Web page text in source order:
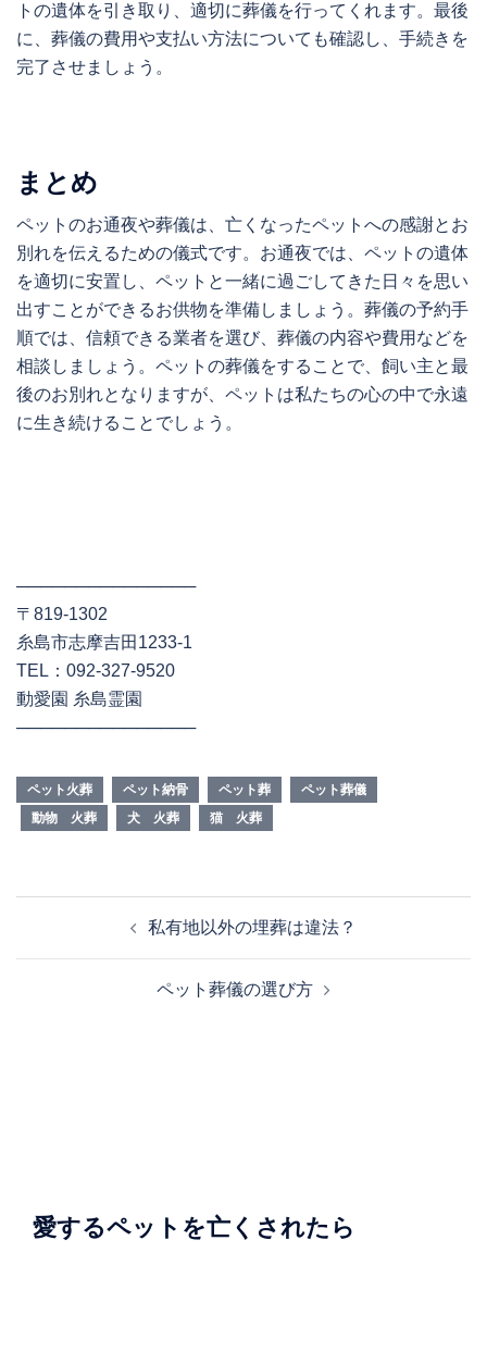
トの遺体を引き取り、適切に葬儀を行ってくれます。最後
に、葬儀の費用や支払い方法についても確認し、手続きを
完了させましょう。
まとめ
ペットのお通夜や葬儀は、亡くなったペットへの感謝とお
別れを伝えるための儀式です。お通夜では、ペットの遺体
を適切に安置し、ペットと一緒に過ごしてきた日々を思い
出すことができるお供物を準備しましょう。葬儀の予約手
順では、信頼できる業者を選び、葬儀の内容や費用などを
相談しましょう。ペットの葬儀をすることで、飼い主と最
後のお別れとなりますが、ペットは私たちの心の中で永遠
に生き続けることでしょう。
───────────────
〒819-1302
糸島市志摩吉田1233-1
TEL：092-327-9520
動愛園 糸島霊園
───────────────
ペット火葬 ペット納骨 ペット葬
ペット葬儀
動物 火葬
犬 火葬 猫 火葬
私有地以外の埋葬は違法？
ペット葬儀の選び方
愛するペットを亡くされたら